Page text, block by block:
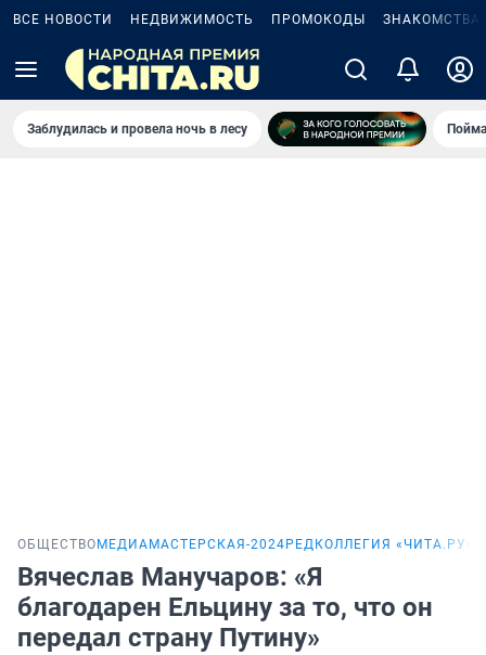
ВСЕ НОВОСТИ НЕДВИЖИМОСТЬ ПРОМОКОДЫ ЗНАКОМСТВА
Заблудилась и провела ночь в лесу
ОБЩЕСТВО МЕДИАМАСТЕРСКАЯ-2024 РЕДКОЛЛЕГИЯ «ЧИТА.РУ»
Вячеслав Манучаров: «Я
благодарен Ельцину за то, что он
передал страну Путину»